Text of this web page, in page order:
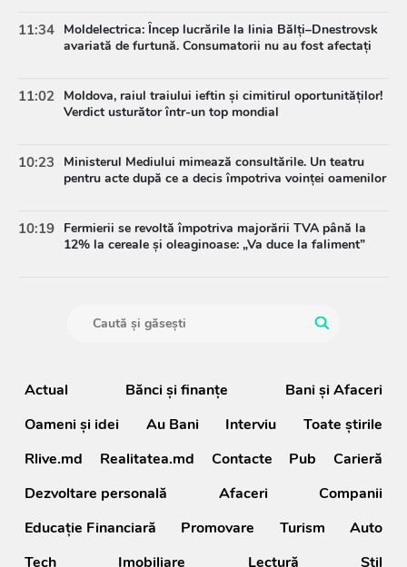
11:34 Moldelectrica: Încep lucrările la linia Bălți–Dnestrovsk
avariată de furtună. Consumatorii nu au fost afectați
11:02 Moldova, raiul traiului ieftin și cimitirul oportunităților!
Verdict usturător într-un top mondial
10:23
Ministerul Mediului mimează consultările. Un teatru
pentru acte după ce a decis împotriva voinței oamenilor
10:19 Fermierii se revoltă împotriva majorării TVA până la
12% la cereale și oleaginoase: „Va duce la faliment”
Actual Bănci şi finanţe
Bani și Afaceri
Oameni şi idei
Au Bani Interviu
Toate știrile
Rlive.md
Realitatea.md Contacte Pub
Carieră
Dezvoltare personală
Afaceri
Companii
Educație Financiară
Promovare Turism
Auto
Tech
Imobiliare Lectură Stil